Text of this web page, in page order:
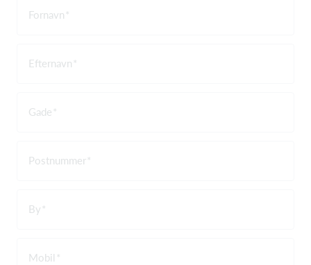
Fornavn
Efternavn
Gade
Postnummer
By
Mobil